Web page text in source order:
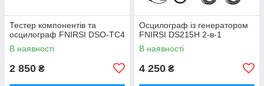
Тестер компонентів та
осцилограф FNIRSI DSO-TC4
В наявності
2 850 ₴
Осцилограф із генератором
FNIRSI DS215H 2-в-1
В наявності
4 250 ₴